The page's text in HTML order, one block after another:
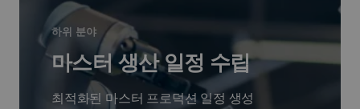
하위 분야
마스터 생산 일정 수립
최적화된 마스터 프로덕션 일정 생성